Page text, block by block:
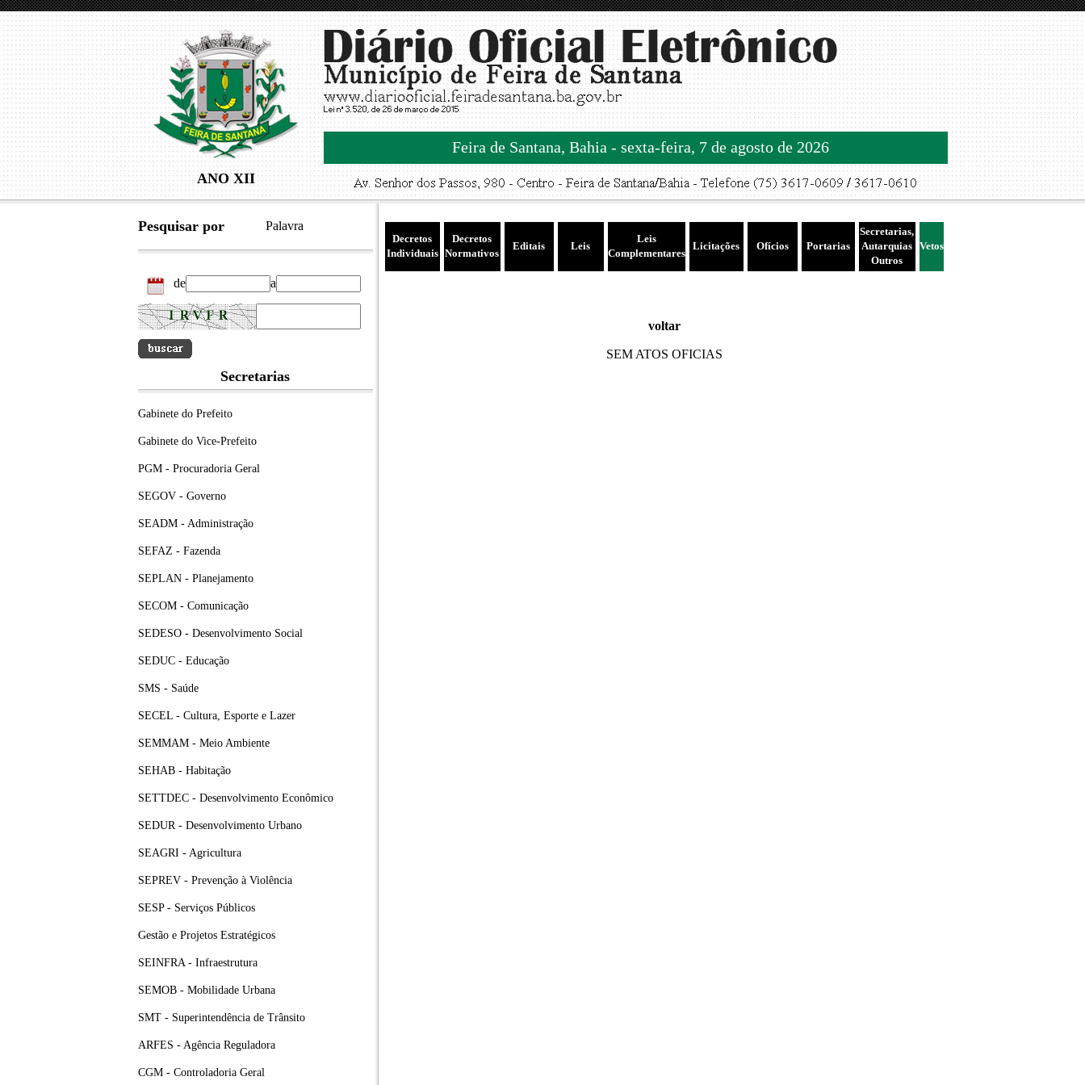
ANO XII
Feira de Santana, Bahia - sexta-feira, 7 de agosto de 2026
Pesquisar por Palavra
de a
Secretarias
Gabinete do Prefeito
Gabinete do Vice-Prefeito
PGM - Procuradoria Geral
SEGOV - Governo
SEADM - Administração
SEFAZ - Fazenda
SEPLAN - Planejamento
SECOM - Comunicação
SEDESO - Desenvolvimento Social
SEDUC - Educação
SMS - Saúde
SECEL - Cultura, Esporte e Lazer
SEMMAM - Meio Ambiente
SEHAB - Habitação
SETTDEC - Desenvolvimento Econômico
SEDUR - Desenvolvimento Urbano
SEAGRI - Agricultura
SEPREV - Prevenção à Violência
SESP - Serviços Públicos
Gestão e Projetos Estratégicos
SEINFRA - Infraestrutura
SEMOB - Mobilidade Urbana
SMT - Superintendência de Trânsito
ARFES - Agência Reguladora
CGM - Controladoria Geral
Decretos
Individuais
Decretos
Normativos
Editais Leis
Leis
Complementares
Licitações Ofícios Portarias
Secretarias,
Autarquias
Outros
Vetos
voltar
SEM ATOS OFICIAS